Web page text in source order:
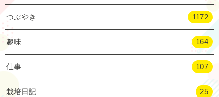
つぶやき 1172
趣味 164
仕事 107
栽培日記 25